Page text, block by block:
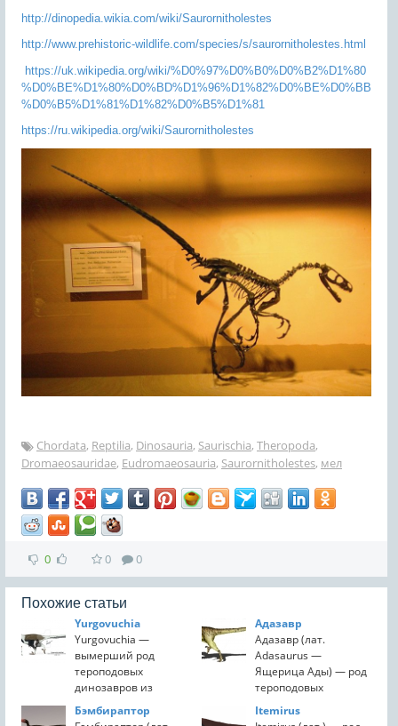
http://dinopedia.wikia.com/wiki/Saurornitholestes
http://www.prehistoric-wildlife.com/species/s/saurornitholestes.html
https://uk.wikipedia.org/wiki/%D0%97%D0%B0%D0%B2%D1%80
%D0%BE%D1%80%D0%BD%D1%96%D1%82%D0%BE%D0%BB
%D0%B5%D1%81%D1%82%D0%B5%D1%81
https://ru.wikipedia.org/wiki/Saurornitholestes
Chordata, Reptilia, Dinosauria, Saurischia, Theropoda,
Dromaeosauridae, Eudromaeosauria, Saurornitholestes, мел
0 0 0
Похожие статьи
Yurgovuchia
Yurgovuchia —
вымерший род
тероподовых
динозавров из
семейства
Dromaeosauridae,
Адазавр
Адазавр (лат.
Adasaurus —
Ящерица Ады) — род
тероподовых
динозавров из
семейства
Бэмбираптор
Itemirus